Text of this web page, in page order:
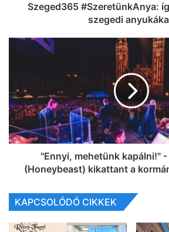
Szeged365 #SzeretünkAnya:
szegedi
"Ennyi, mehetünk kapálni!"
(Honeybeast) kikattant a
KAPCSOLÓDÓ CIKKEK